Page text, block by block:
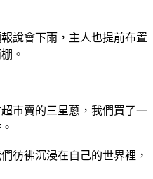
說會下雨，主人也提前布置
。
市賣的三星蔥，我們買了一
彷彿沉浸在自己的世界裡，